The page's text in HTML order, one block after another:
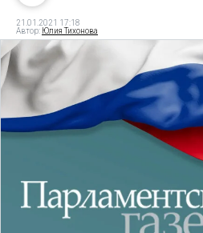
21.01.2021 17:18
Автор: Юлия Тихонова